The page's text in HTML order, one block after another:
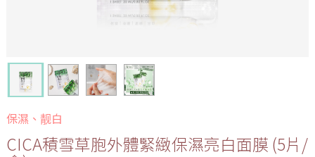
保濕、靓白
CICA積雪草胞外體緊緻保濕亮白面膜 (5片/